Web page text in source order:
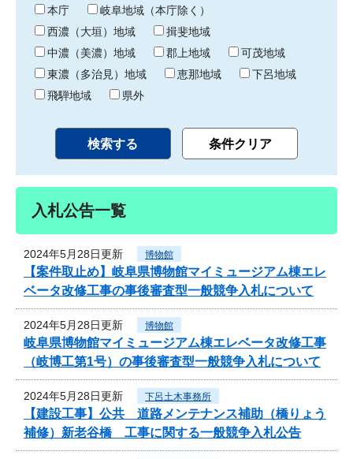
わ
り
本庁
岐阜地域（本庁除く）
西濃（大垣）地域
揖斐地域
中濃（美濃）地域
郡上地域
可茂地域
東濃（多治見）地域
恵那地域
下呂地域
飛騨地域
県外
入札公告一覧
2024年5月28日更新 博物館
【案件取止め】岐阜県博物館マイミュージアム棟エレ
ベータ改修工事の事後審査型一般競争入札について
2024年5月28日更新 博物館
岐阜県博物館マイミュージアム棟エレベータ改修工事
（岐博工第1号）の事後審査型一般競争入札について
2024年5月28日更新 下呂土木事務所
【建設工事】公共 道路メンテナンス補助（橋りょう
補修）新老谷橋 工事に関する一般競争入札公告